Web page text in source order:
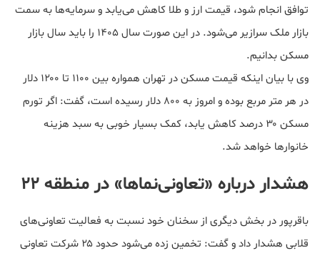
توافق انجام شود، قیمت ارز و طلا کاهش می‌یابد و سرمایه‌ها به سمت
بازار ملک سرازیر می‌شود. در این صورت سال ۱۴۰۵ را باید سال بازار
مسکن بدانیم.
وی با بیان اینکه قیمت مسکن در تهران همواره بین ۱۱۰۰ تا ۱۲۰۰ دلار
در هر متر مربع بوده و امروز به ۸۰۰ دلار رسیده است، گفت: اگر تورم
مسکن ۳۰ درصد کاهش یابد، کمک بسیار خوبی به سبد هزینه
خانوارها خواهد شد.
هشدار درباره «تعاونی‌نماها» در منطقه ۲۲
باقرپور در بخش دیگری از سخنان خود نسبت به فعالیت تعاونی‌های
قلابی هشدار داد و گفت: تخمین زده می‌شود حدود ۲۵ شرکت تعاونی